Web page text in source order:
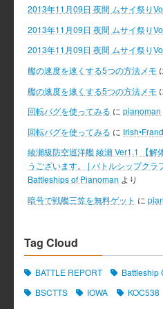
2013年11月09日 夜間 ムサイ祭り
2013年11月09日 夜間 ムサイ祭り
2013年11月09日 夜間 ムサイ祭り
艦の速度を速くする5つの方法メモ
艦の速度を速くする5つの方法メモ
回転バグを使ってみる に pianoman
回転バグを使ってみる に
綾瀬級防空巡洋艦 綾瀬 Ver1.1 【解
うございます。 | バトルシップク
Battleships of Pianoman より
暗号で戦艦三笠を無料ゲット に
Tag Cloud
BATTLE REPORT Battleship
BSCTTS
IOWA KOC538